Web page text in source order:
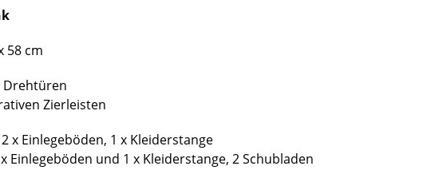
58 cm
Drehtüren
Zierleisten
x Einlegeböden, 1 x Kleiderstange
Einlegeböden und 1 x Kleiderstange, 2 Schubladen